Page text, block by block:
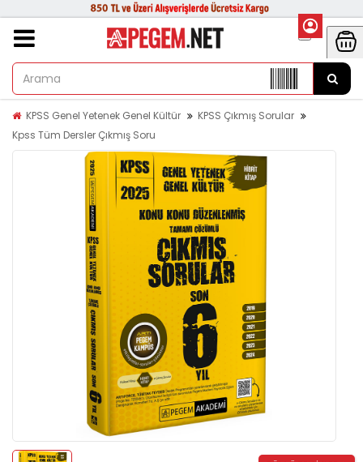
KPSS Genel Yetenek Genel Kültür
KPSS Çıkmış Sorular
Kpss Tüm Dersler Çıkmış Soru